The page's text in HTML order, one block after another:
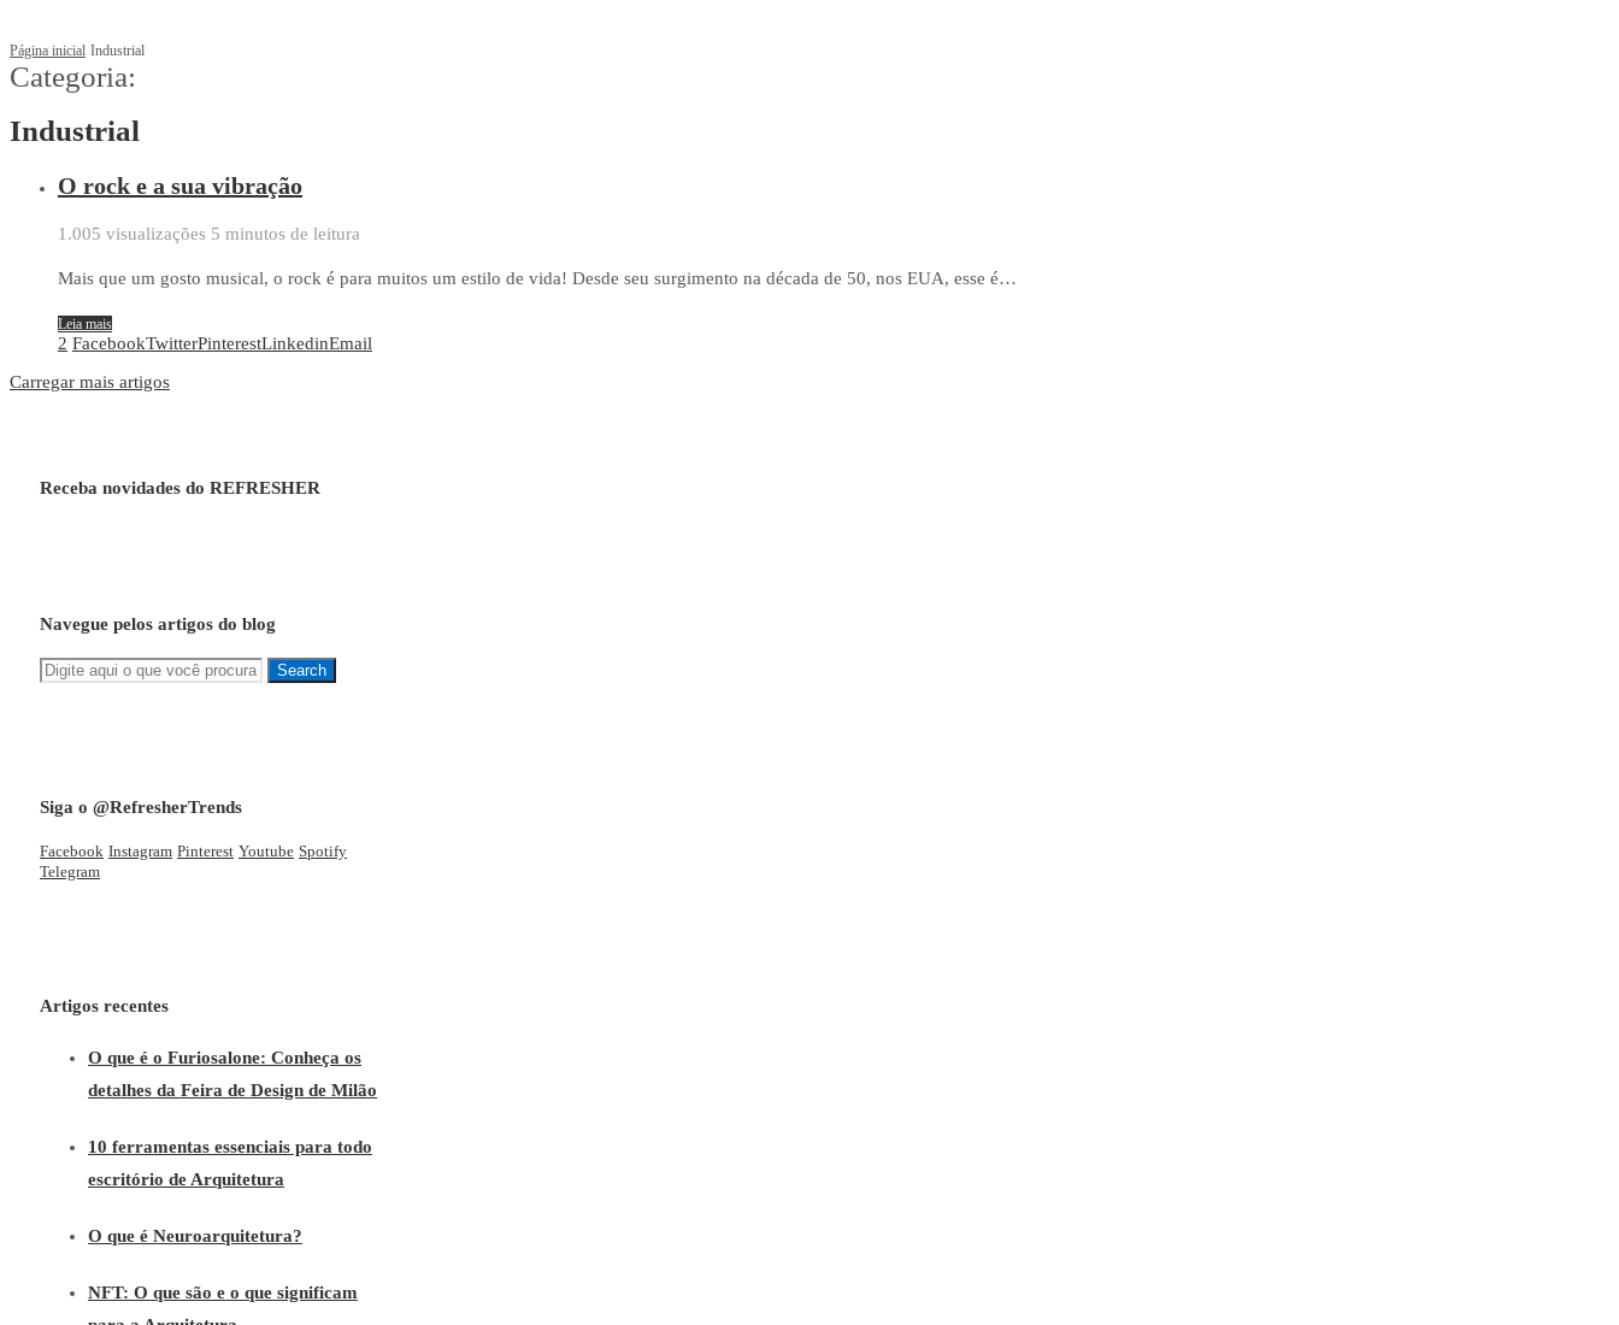
Página inicial Industrial
Categoria:
Industrial
O rock e a sua vibração
1.005 visualizações 5 minutos de leitura
Mais que um gosto musical, o rock é para muitos um estilo de vida! Desde seu surgimento na década de 50, nos EUA, esse é…
Leia mais
2 FacebookTwitterPinterestLinkedinEmail
Carregar mais artigos
Receba novidades do REFRESHER
Navegue pelos artigos do blog
Siga o @RefresherTrends
Facebook Instagram Pinterest Youtube Spotify
Telegram
Artigos recentes
O que é o Furiosalone: Conheça os
detalhes da Feira de Design de Milão
10 ferramentas essenciais para todo
escritório de Arquitetura
O que é Neuroarquitetura?
NFT: O que são e o que significam